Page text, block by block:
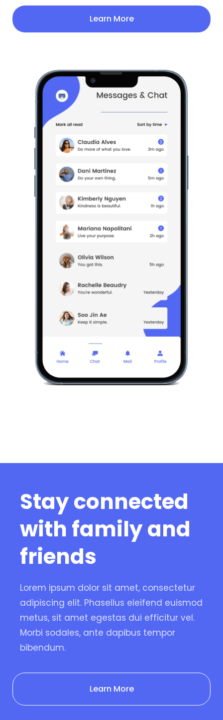
Learn More
Stay connected
with family and
friends
Lorem ipsum dolor sit amet, consectetur
adipiscing elit. Phasellus eleifend euismod
metus, sit amet egestas dui efficitur vel.
Morbi sodales, ante dapibus tempor
bibendum.
Learn More